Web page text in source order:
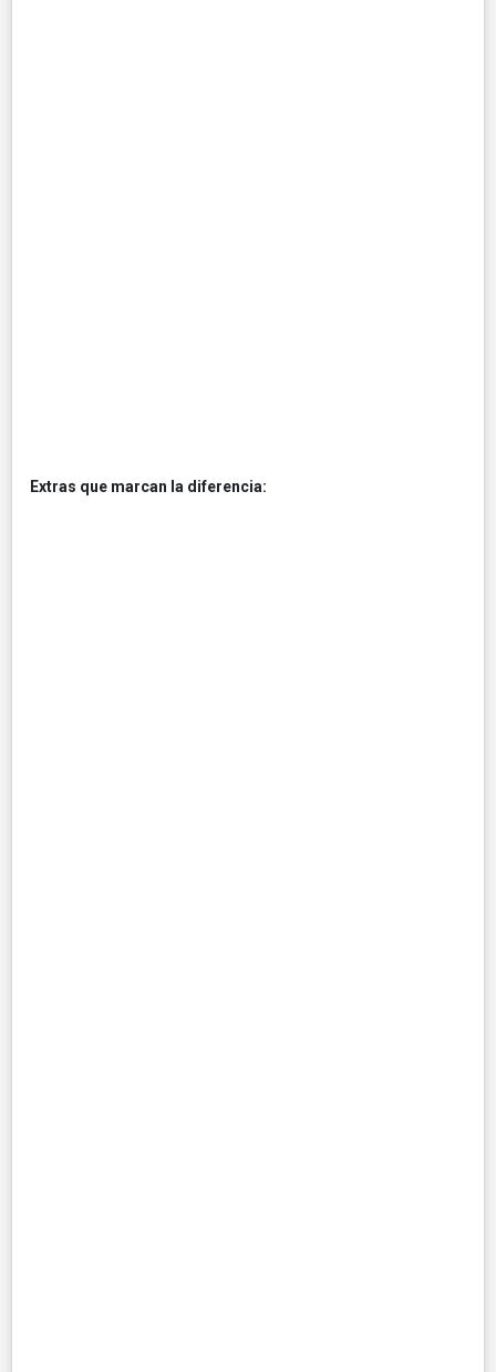
Extras que marcan la diferencia: